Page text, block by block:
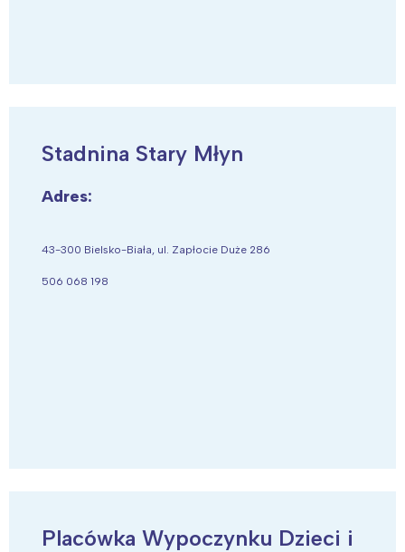
Stadnina Stary Młyn
Adres:
43-300 Bielsko-Biała, ul. Zapłocie Duże 286
506 068 198
Placówka Wypoczynku Dzieci i